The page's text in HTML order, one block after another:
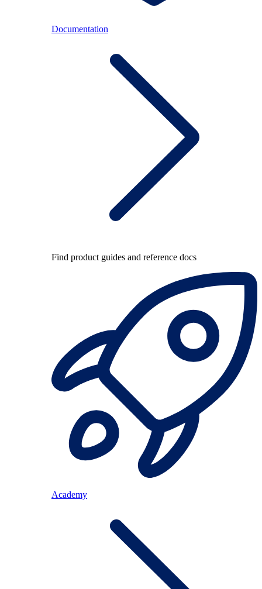
Documentation
Find product guides and reference docs
Academy